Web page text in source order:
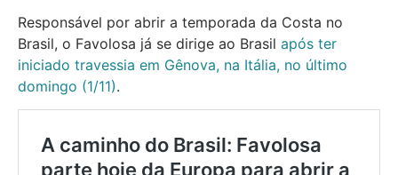
Responsável por abrir a temporada da Costa no
Brasil, o Favolosa já se dirige ao Brasil após ter
iniciado travessia em Gênova, na Itália, no último
domingo (1/11).